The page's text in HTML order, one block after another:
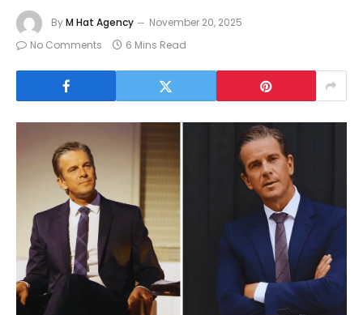
ByM Hat Agency
November 20, 2025
No Comments
6 Mins Read